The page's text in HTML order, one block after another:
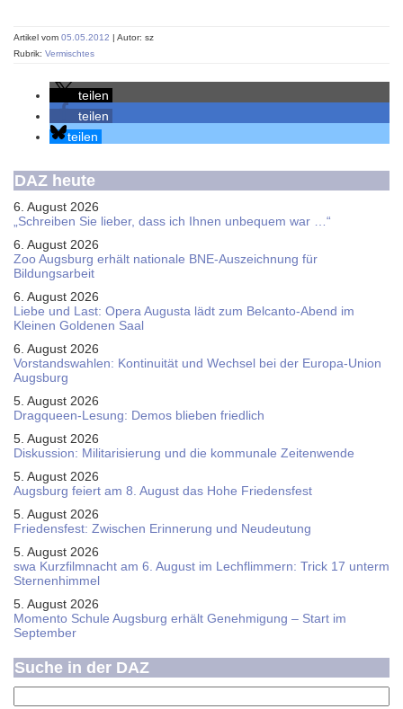
Artikel vom 05.05.2012 | Autor: sz
Rubrik: Vermischtes
teilen
teilen
teilen
DAZ heute
6. August 2026
„Schreiben Sie lieber, dass ich Ihnen unbequem war …“
6. August 2026
Zoo Augsburg erhält nationale BNE-Auszeichnung für
Bildungsarbeit
6. August 2026
Liebe und Last: Opera Augusta lädt zum Belcanto-Abend im
Kleinen Goldenen Saal
6. August 2026
Vorstandswahlen: Kontinuität und Wechsel bei der Europa-Union
Augsburg
5. August 2026
Dragqueen-Lesung: Demos blieben friedlich
5. August 2026
Diskussion: Mi­li­ta­ri­sie­rung und die kommunale Zeitenwende
5. August 2026
Augsburg feiert am 8. August das Hohe Friedensfest
5. August 2026
Friedensfest: Zwischen Erinnerung und Neudeutung
5. August 2026
swa Kurz­film­nacht am 6. August im Lech­flim­mern: Trick 17 unterm
Sternen­himmel
5. August 2026
Momento Schule Augsburg erhält Genehmigung – Start im
September
Suche in der DAZ